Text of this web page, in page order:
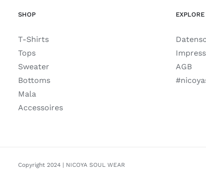
SHOP
T-Shirts
Tops
Sweater
Bottoms
Mala
Accessoires
EXPLORE
AGB
Copyright 2024 | NICOYA SOUL WEAR